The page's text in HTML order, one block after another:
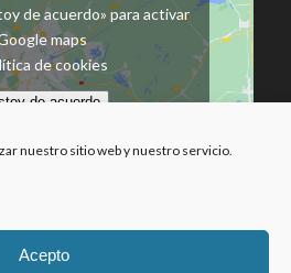
nuestro sitio web y nuestro servicio.
Acepto
de acuerdo» para activar
maps
de cookies
de acuerdo